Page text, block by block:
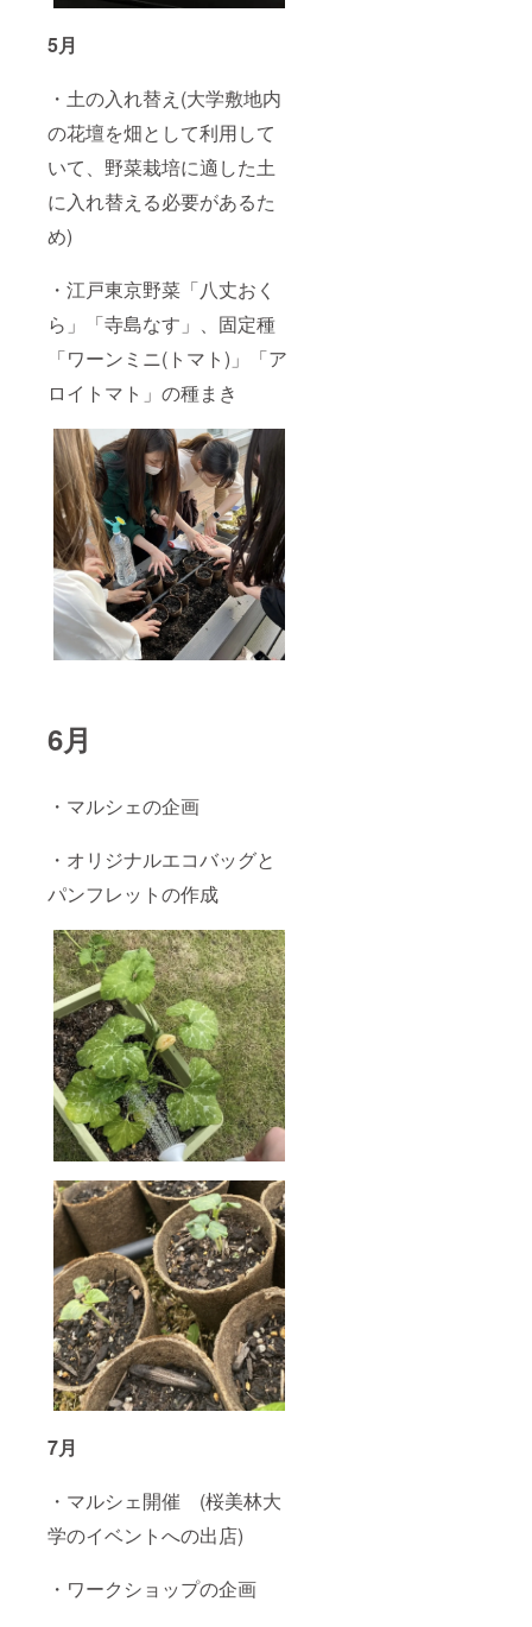
5月
・土の入れ替え(大学敷地内
の花壇を畑として利用して
いて、野菜栽培に適した土
に入れ替える必要があるた
め)
・江戸東京野菜「八丈おく
ら」「寺島なす」、固定種
「ワーンミニ(トマト)」「ア
ロイトマト」の種まき
6月
・マルシェの企画
・オリジナルエコバッグと
パンフレットの作成
7月
・マルシェ開催 (桜美林大
学のイベントへの出店)
・ワークショップの企画